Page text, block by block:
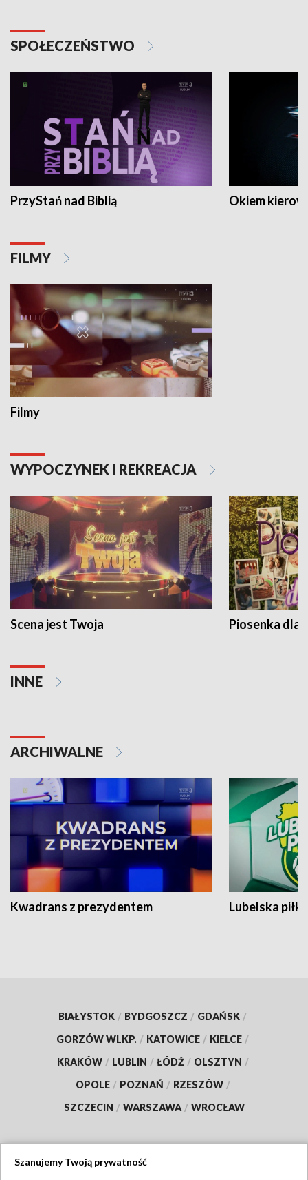
SPOŁECZEŃSTWO
PrzyStań nad Biblią Okiem
FILMY
Filmy
WYPOCZYNEK I REKREACJA
Scena jest Twoja Piosenka dla
INNE
ARCHIWALNE
Kwadrans z prezydentem Lubelska piłka
BIAŁYSTOK / BYDGOSZCZ / GDAŃSK /
GORZÓW WLKP. / KATOWICE / KIELCE /
KRAKÓW / LUBLIN / ŁÓDŹ / OLSZTYN /
OPOLE / POZNAŃ / RZESZÓW /
SZCZECIN / WARSZAWA / WROCŁAW
Szanujemy Twoją prywatność